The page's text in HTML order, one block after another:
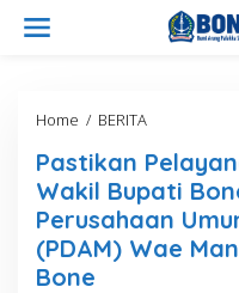
Home / BERITA
s
t
i
k
a
Pastikan
Wakil Bupati
Perusahaan
(PDAM) Wae
Bone